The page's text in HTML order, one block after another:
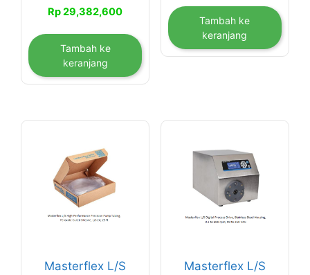
Rp29,382,600
Tambah ke
keranjang
Tambah ke
keranjang
Masterflex L/S
Masterflex L/S